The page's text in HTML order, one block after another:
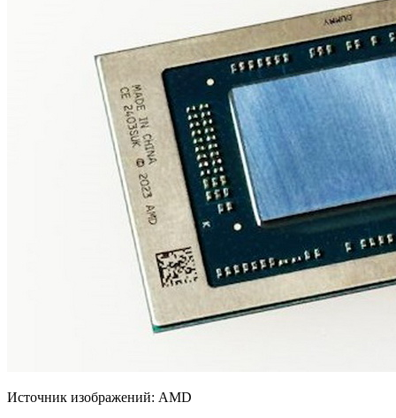
Источник изображений: AMD